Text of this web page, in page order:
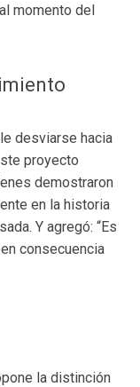
al momento del
desviarse hacia
proyecto
demostraron
en la historia
Y agregó: “Es
consecuencia
la distinción